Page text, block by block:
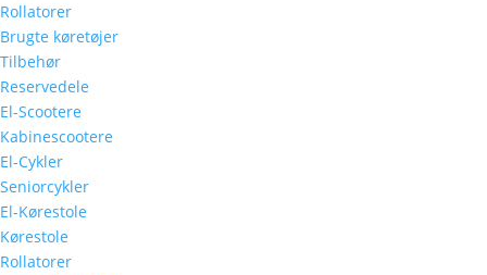
Rollatorer
Brugte køretøjer
Tilbehør
Reservedele
El-Scootere
Kabinescootere
El-Cykler
Seniorcykler
El-Kørestole
Kørestole
Rollatorer